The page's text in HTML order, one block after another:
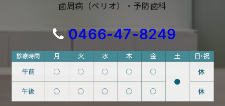
歯周病（ペリオ）・予防歯科
0466-47-8249